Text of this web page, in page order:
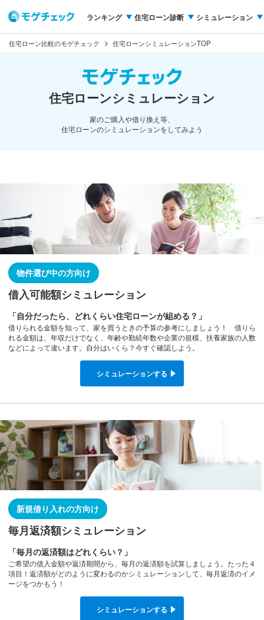
ランキング 住宅ローン診断 シミュレーション
住宅ローン比較のモゲチェック 住宅ローンシミュレーションTOP
住宅ローンシミュレーション
家のご購入や借り換え等、
住宅ローンのシミュレーションをしてみよう
物件選び中の方向け
借入可能額シミュレーション
「自分だったら、どれくらい住宅ローンが組める？」
借りられる金額を知って、家を買うときの予算の参考にしましょう！ 借りら
れる金額は、年収だけでなく、年齢や勤続年数や企業の規模、扶養家族の人数
などによって違います。自分はいくら？今すぐ確認しよう。
シミュレーションする
新規借り入れの方向け
毎月返済額シミュレーション
「毎月の返済額はどれくらい？」
ご希望の借入金額や返済期間から、毎月の返済額を試算しましょう。たった４
項目！返済額がどのように変わるのかシミュレーションして、毎月返済のイメ
ージをつかもう！
シミュレーションする